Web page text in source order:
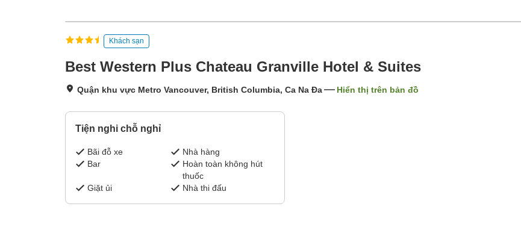
Khách sạn
Best Western Plus Chateau Granville Hotel & Suites
Quận khu vực Metro Vancouver, British Columbia, Ca Na Đa Hiển thị trên bản đồ
Tiện nghi chỗ nghỉ
Bãi đỗ xe
Nhà hàng
Bar
Hoàn toàn không hút
thuốc
Giặt ủi
Nhà thi đấu